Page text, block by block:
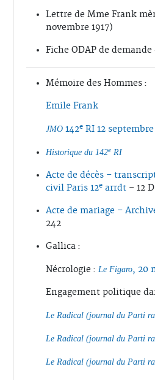
Lettre de Mme Frank
novembre 1917)
Fiche ODAP de
Mémoire des Hommes :
Emile Frank
JMO 142e RI 12 septembre
Historique du 142e RI
Acte de décès –
civil Paris 12e arrdt – 12
Acte de mariage –
242
Gallica :
Nécrologie : Le Figaro, 20
Engagement politique
Le Radical (journal du Parti
Le Radical (journal du Parti
Le Radical (journal du Parti